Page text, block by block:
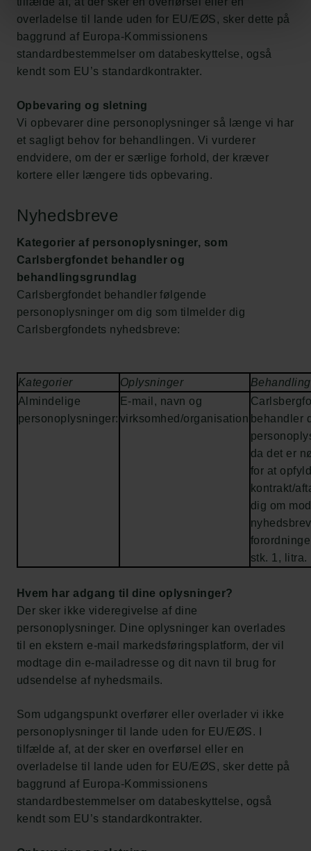
overladelse til lande uden for EU/EØS, sker dette på
baggrund af Europa-Kommissionens
standardbestemmelser om databeskyttelse, også
kendt som EU’s standardkontrakter.
Opbevaring og sletning
Vi opbevarer dine personoplysninger så længe vi har
et sagligt behov for behandlingen. Vi vurderer
endvidere, om der er særlige forhold, der kræver
kortere eller længere tids opbevaring.
Nyhedsbreve
Kategorier af personoplysninger, som
Carlsbergfondet behandler og
behandlingsgrundlag
Carlsbergfondet behandler følgende
personoplysninger om dig som tilmelder dig
Carlsbergfondets nyhedsbreve:
Kategorier Oplysninger
Almindelige
personoplysninger:
E-mail, navn og
virksomhed/organisation behandler
da det er
for at
kontrakt/
dig om
stk. 1, litra.
Hvem har adgang til dine oplysninger?
Der sker ikke videregivelse af dine
personoplysninger. Dine oplysninger kan overlades
til en ekstern e-mail markedsføringsplatform, der vil
modtage din e-mailadresse og dit navn til brug for
udsendelse af nyhedsmails.
Som udgangspunkt overfører eller overlader vi ikke
personoplysninger til lande uden for EU/EØS. I
tilfælde af, at der sker en overførsel eller en
overladelse til lande uden for EU/EØS, sker dette på
baggrund af Europa-Kommissionens
standardbestemmelser om databeskyttelse, også
kendt som EU’s standardkontrakter.